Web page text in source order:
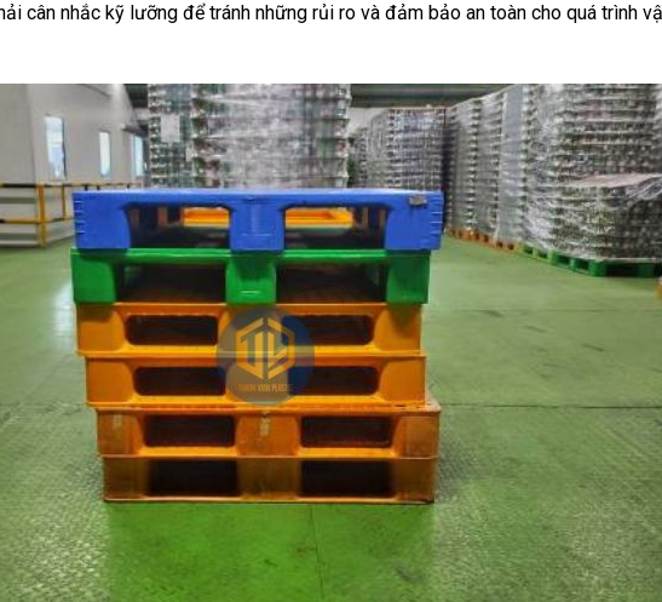
cân nhắc kỹ lưỡng để tránh những rủi ro và đảm bảo an toàn cho quá trình